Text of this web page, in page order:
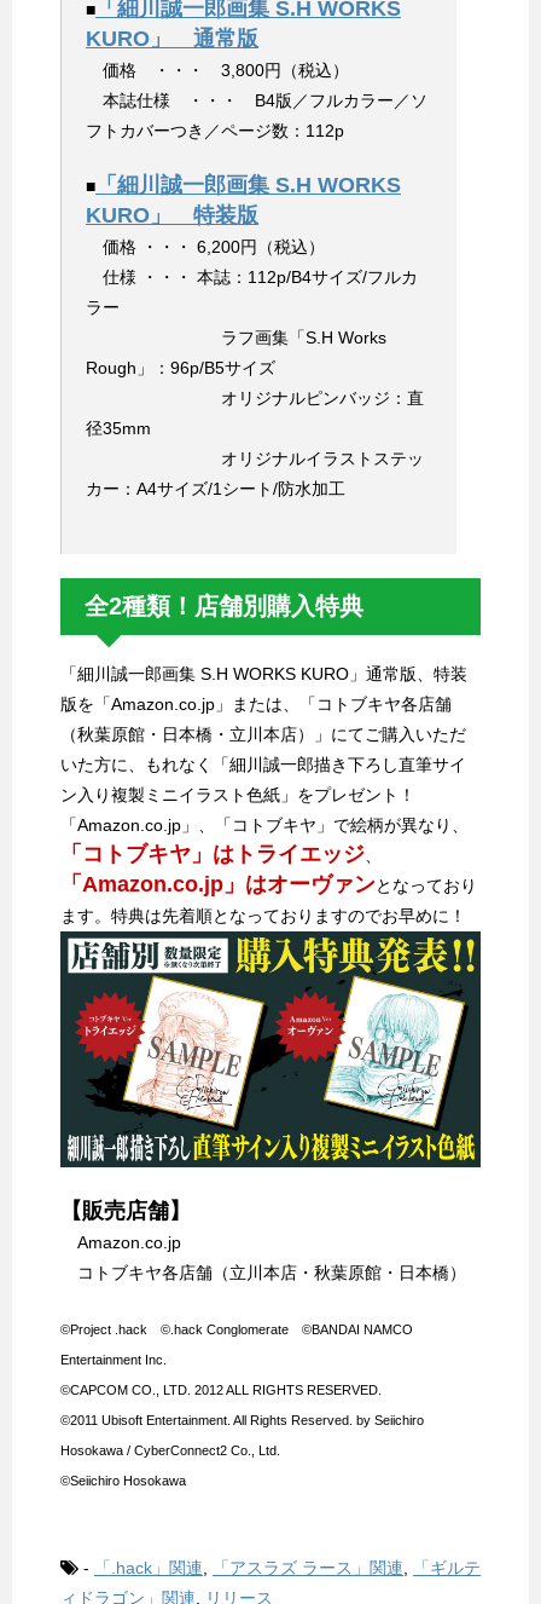
■
「細川誠一郎画集 S.H WORKS
KURO」 通常版
価格 ・・・ 3,800円（税込）
本誌仕様 ・・・ B4版／フルカラー／ソ
フトカバーつき／ページ数：112p
■
「細川誠一郎画集 S.H WORKS
KURO」 特装版
価格 ・・・ 6,200円（税込）
仕様 ・・・ 本誌：112p/B4サイズ/フルカ
ラー
ラフ画集「S.H Works
Rough」：96p/B5サイズ
オリジナルピンバッジ：直
径35mm
オリジナルイラストステッ
カー：A4サイズ/1シート/防水加工
全2種類！店舗別購入特典
「細川誠一郎画集 S.H WORKS KURO」通常版、特装
版を「Amazon.co.jp」または、「コトブキヤ各店舗
（秋葉原館・日本橋・立川本店）」にてご購入いただ
いた方に、もれなく「細川誠一郎描き下ろし直筆サイ
ン入り複製ミニイラスト色紙」をプレゼント！
「Amazon.co.jp」、「コトブキヤ」で絵柄が異なり、
「コトブキヤ」はトライエッジ
「Amazon.co.jp」はオーヴァンとなっており
ます。特典は先着順となっておりますのでお早めに！
【販売店舗】
Amazon.co.jp
コトブキヤ各店舗（立川本店・秋葉原館・日本橋）
©Project .hack ©.hack Conglomerate ©BANDAI NAMCO
Entertainment Inc.
©CAPCOM CO., LTD. 2012 ALL RIGHTS RESERVED.
©2011 Ubisoft Entertainment. All Rights Reserved. by Seiichiro
Hosokawa / CyberConnect2 Co., Ltd.
©Seiichiro Hosokawa
- 「.hack」関連 「アスラズ ラース」関連
「ギルテ
ィドラゴン」関連
リリース